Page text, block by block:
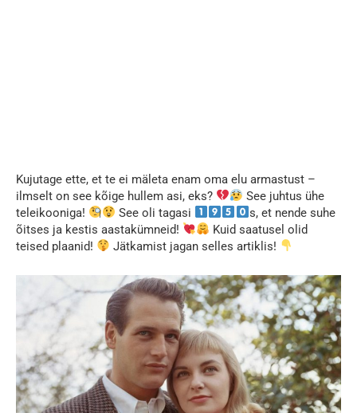
Kujutage ette, et te ei mäleta enam oma elu armastust –
ilmselt on see kõige hullem asi, eks?
See juhtus ühe
teleikooniga!
See oli tagasi
s, et nende suhe
õitses ja kestis aastakümneid!
Kuid saatusel olid
teised plaanid!
Jätkamist jagan selles artiklis!